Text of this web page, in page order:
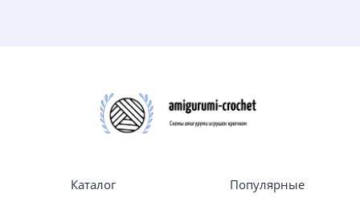
Каталог Популярные